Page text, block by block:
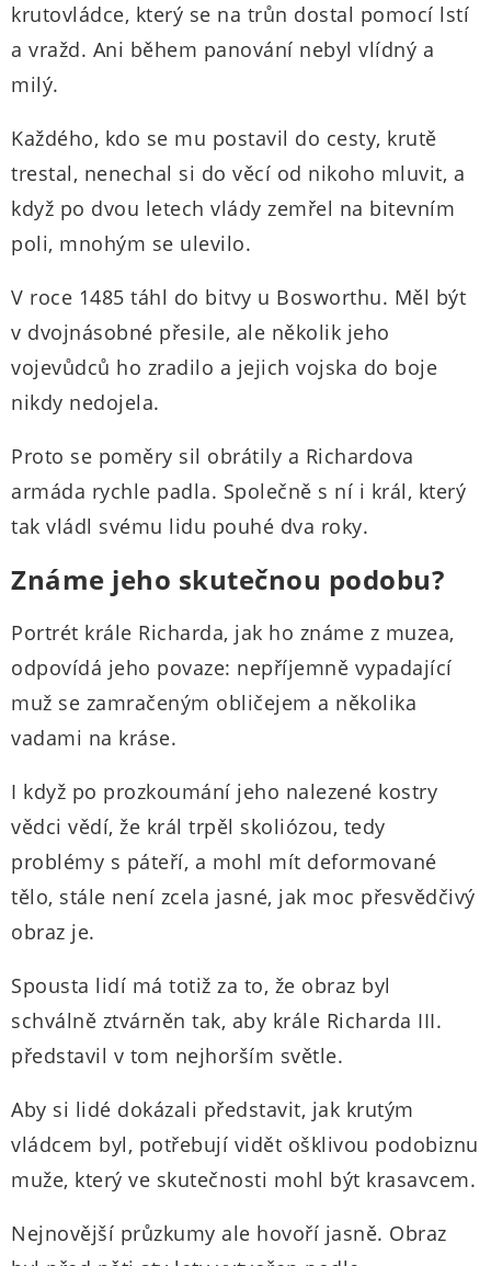
krutovládce, který se na trůn dostal pomocí lstí
a vražd. Ani během panování nebyl vlídný a
milý.
Každého, kdo se mu postavil do cesty, krutě
trestal, nenechal si do věcí od nikoho mluvit, a
když po dvou letech vlády zemřel na bitevním
poli, mnohým se ulevilo.
V roce 1485 táhl do bitvy u Bosworthu. Měl být
v dvojnásobné přesile, ale několik jeho
vojevůdců ho zradilo a jejich vojska do boje
nikdy nedojela.
Proto se poměry sil obrátily a Richardova
armáda rychle padla. Společně s ní i král, který
tak vládl svému lidu pouhé dva roky.
Známe jeho skutečnou podobu?
Portrét krále Richarda, jak ho známe z muzea,
odpovídá jeho povaze: nepříjemně vypadající
muž se zamračeným obličejem a několika
vadami na kráse.
I když po prozkoumání jeho nalezené kostry
vědci vědí, že král trpěl skoliózou, tedy
problémy s páteří, a mohl mít deformované
tělo, stále není zcela jasné, jak moc přesvědčivý
obraz je.
Spousta lidí má totiž za to, že obraz byl
schválně ztvárněn tak, aby krále Richarda III.
představil v tom nejhorším světle.
Aby si lidé dokázali představit, jak krutým
vládcem byl, potřebují vidět ošklivou podobiznu
muže, který ve skutečnosti mohl být krasavcem.
Nejnovější průzkumy ale hovoří jasně. Obraz